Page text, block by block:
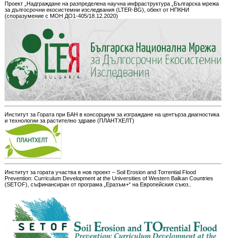
Проект „Надграждане на разпределена научна инфраструктура „Българска мрежа
за дългосрочни екосистемни изследвания (LTER-BG), обект от НПКНИ
(споразумение с МОН ДО1-405/18.12.2020)
Институт за Гората при БАН в консорциум за изграждане на центърза диагностика
и технологии за растително здраве (ПЛАНТХЕЛТ)
Институт за гората участва в нов проект – Soil Erosion and Torrential Flood
Prevention: Curriculum Development at the Universities of Western Balkan Countries
(SETOF), съфинансиран от програма „Еразъм+“ на Европейския съюз..